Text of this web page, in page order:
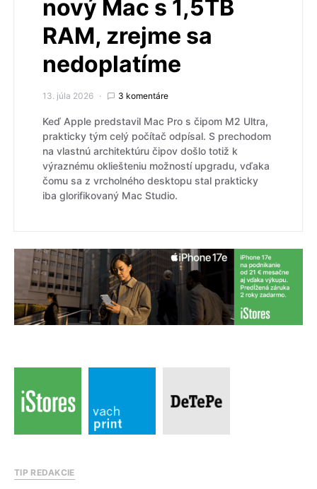
nový Mac s 1,5TB
RAM, zrejme sa
nedoplatíme
13. júla 2026 3 komentáre
Keď Apple predstavil Mac Pro s čipom M2 Ultra,
prakticky tým celý počítač odpísal. S prechodom
na vlastnú architektúru čipov došlo totiž k
výraznému okliešteniu možností upgradu, vďaka
čomu sa z vrcholného desktopu stal prakticky
iba glorifikovaný Mac Studio.
TIP REDAKCIE